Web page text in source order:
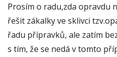
Prosím o radu,zda opravdu
řešit zákalky ve sklivci
řadu přípravků, ale zatím
s tím, že se nedá v tomto